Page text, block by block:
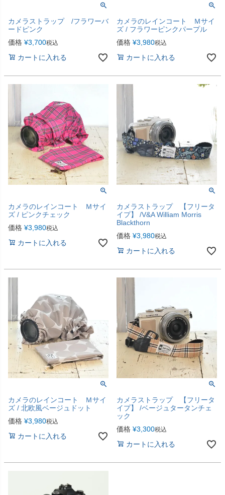
カメラストラップ /フラワーバ
ードピンク
価格 ¥3,700税込
カートに入れる
カメラのレインコート Ｍサイ
ズ / フラワーピンクパープル
価格 ¥3,980税込
カートに入れる
カメラのレインコート Ｍサイ
ズ / ピンクチェック
価格 ¥3,980税込
カートに入れる
カメラストラップ 【フリータ
イプ】 /V&A William Morris
Blackthorn
価格 ¥3,980税込
カートに入れる
カメラのレインコート Ｍサイ
ズ / 北欧風ベージュドット
価格 ¥3,980税込
カートに入れる
カメラストラップ 【フリータ
イプ】 /ベージュタータンチェ
ック
価格 ¥3,300税込
カートに入れる